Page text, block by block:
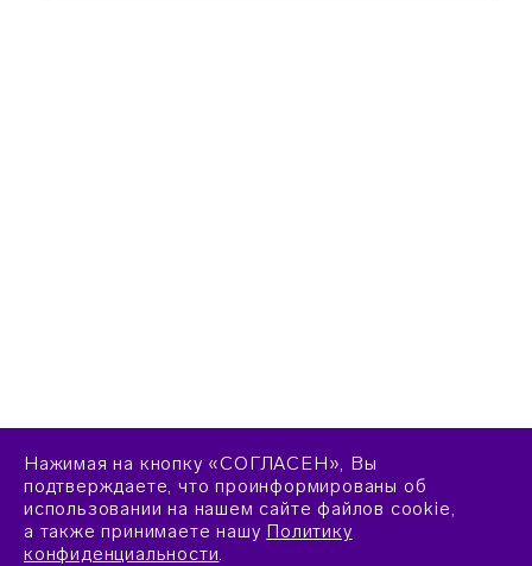
Нажимая на кнопку «СОГЛАСЕН», Вы
подтверждаете, что проинформированы об
использовании на нашем сайте файлов cookie,
а также принимаете нашу Политику
конфиденциальности.